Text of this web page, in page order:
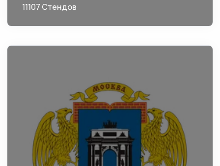
11107 Стендов